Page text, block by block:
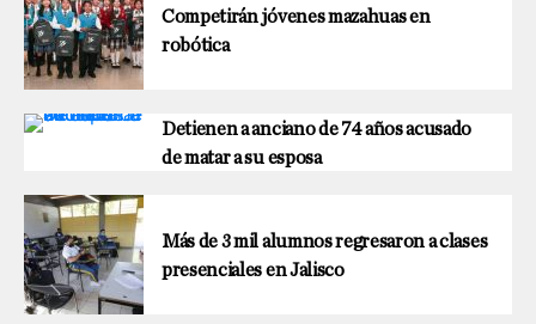
Competirán jóvenes mazahuas en
robótica
Detienen a anciano de 74 años acusado
de matar a su esposa
Más de 3 mil alumnos regresaron a clases
presenciales en Jalisco